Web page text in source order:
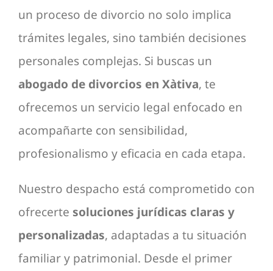
un proceso de divorcio no solo implica
trámites legales, sino también decisiones
personales complejas. Si buscas un
abogado de divorcios en Xàtiva, te
ofrecemos un servicio legal enfocado en
acompañarte con sensibilidad,
profesionalismo y eficacia en cada etapa.
Nuestro despacho está comprometido con
ofrecerte soluciones jurídicas claras y
personalizadas, adaptadas a tu situación
familiar y patrimonial. Desde el primer